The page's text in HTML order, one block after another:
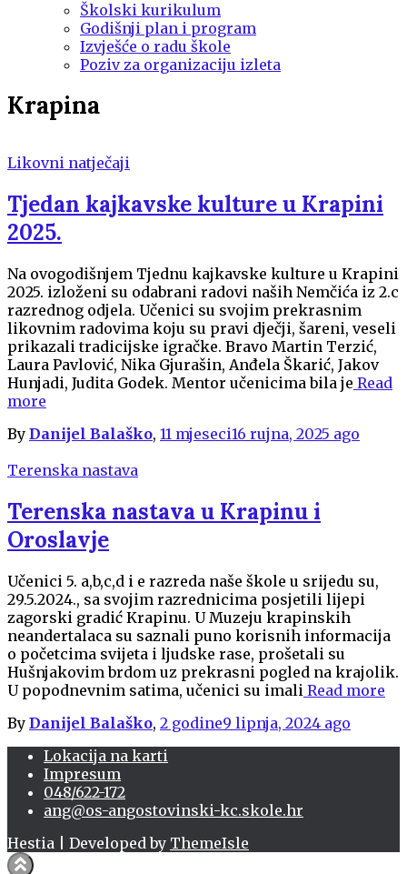
Školski kurikulum
Godišnji plan i program
Izvješće o radu škole
Poziv za organizaciju izleta
Krapina
Likovni natječaji
Tjedan kajkavske kulture u Krapini
2025.
Na ovogodišnjem Tjednu kajkavske kulture u Krapini
2025. izloženi su odabrani radovi naših Nemčića iz 2.c
razrednog odjela. Učenici su svojim prekrasnim
likovnim radovima koju su pravi dječji, šareni, veseli
prikazali tradicijske igračke. Bravo Martin Terzić,
Laura Pavlović, Nika Gjurašin, Anđela Škarić, Jakov
Hunjadi, Judita Godek. Mentor učenicima bila je Read
more
By Danijel Balaško, 11 mjeseci16 rujna, 2025 ago
Terenska nastava
Terenska nastava u Krapinu i
Oroslavje
Učenici 5. a,b,c,d i e razreda naše škole u srijedu su,
29.5.2024., sa svojim razrednicima posjetili lijepi
zagorski gradić Krapinu. U Muzeju krapinskih
neandertalaca su saznali puno korisnih informacija
o početcima svijeta i ljudske rase, prošetali su
Hušnjakovim brdom uz prekrasni pogled na krajolik.
U popodnevnim satima, učenici su imali Read more
By Danijel Balaško, 2 godine9 lipnja, 2024 ago
Lokacija na karti
Impresum
048/622-172
ang@os-angostovinski-kc.skole.hr
Hestia | Developed by ThemeIsle